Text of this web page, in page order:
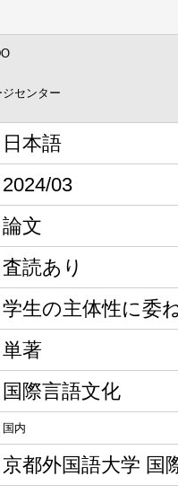
センター
日本語
2024/03
論文
査読あり
学生の主体性に委
単著
国際言語文化
国内
京都外国語大学 国